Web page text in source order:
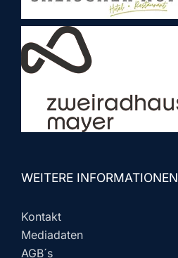
WEITERE INFORMATIONEN
Kontakt
Mediadaten
AGB´s